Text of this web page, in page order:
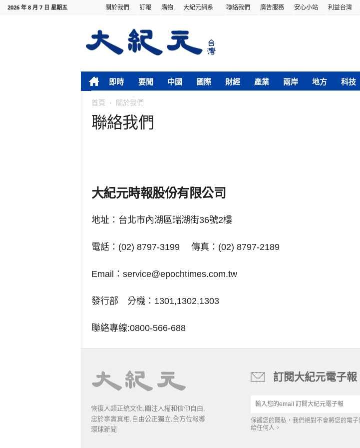
2026 年 8 月 7 日 星期五 關於我們 訂報 購物 大紀元網系 聯絡我們 廣告服務 安心小站 利益台灣
即時 要聞 中國 國際 財經 產業 兩岸 地方 科技
首頁 關於我們
聯絡我們
大紀元時報股份有限公司
地址：台北市內湖區瑞湖街36號2樓
電話：(02) 8797-3199 傳真：(02) 8797-2189
Email： service@epochtimes.com.tw
發行部 分機：1301,1302,1303
聯絡專線:0800-566-688
恢復人類正統文化,關注人權和信仰自由,
忠於事實真相,自由公正獨立,全方位報導
環球新聞
訂閱大紀元電子報
保護您的隱私，我們絕對不會將您的電子
給任何人。